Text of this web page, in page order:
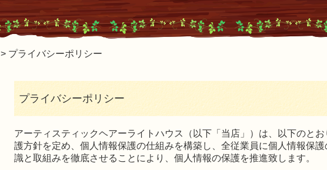
> プライバシーポリシー
プライバシーポリシー
アーティスティックヘアーライトハウス（以下「当店」）は、以下のと
護方針を定め、個人情報保護の仕組みを構築し、全従業員に個人情報保
識と取組みを徹底させることにより、個人情報の保護を推進致します。